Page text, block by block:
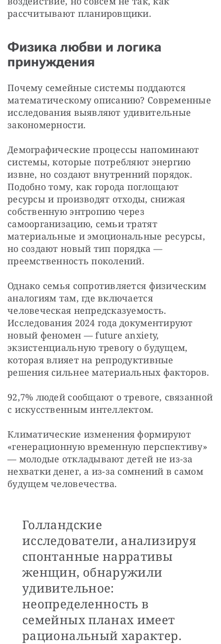
рассчитывают планировщики.
Физика любви и логика
принуждения
Почему семейные системы поддаются
математическому описанию? Современные
исследования выявляют удивительные
закономерности.
Демографические процессы напоминают
системы, которые потребляют энергию
извне, но создают внутренний порядок.
Подобно тому, как города поглощают
ресурсы и производят отходы, снижая
собственную энтропию через
самоорганизацию, семьи тратят
материальные и эмоциональные ресурсы,
но создают новый тип порядка —
преемственность поколений.
Однако семья сопротивляется физическим
аналогиям там, где включается
человеческая непредсказуемость.
Исследования 2024 года документируют
новый феномен — future anxiety,
экзистенциальную тревогу о будущем,
которая влияет на репродуктивные
решения сильнее материальных факторов.
92,7% людей сообщают о тревоге, связанной
с искусственным интеллектом.
Климатические изменения формируют
«генерационную временную перспективу»
— молодые откладывают детей не из-за
нехватки денег, а из-за сомнений в самом
будущем человечества.
Голландские
исследователи, анализируя
спонтанные нарративы
женщин, обнаружили
удивительное:
неопределенность в
семейных планах имеет
рациональный характер.